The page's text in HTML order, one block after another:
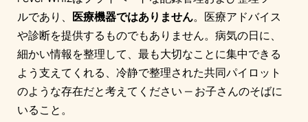
ルであり、 医療機器ではありません。医療アドバイス
や診断を提供するものでもありません。病気の日に、
細かい情報を整理して、最も大切なことに集中できる
よう支えてくれる、冷静で整理された共同パイロット
のような存在だと考えてください — お子さんのそばに
いること。